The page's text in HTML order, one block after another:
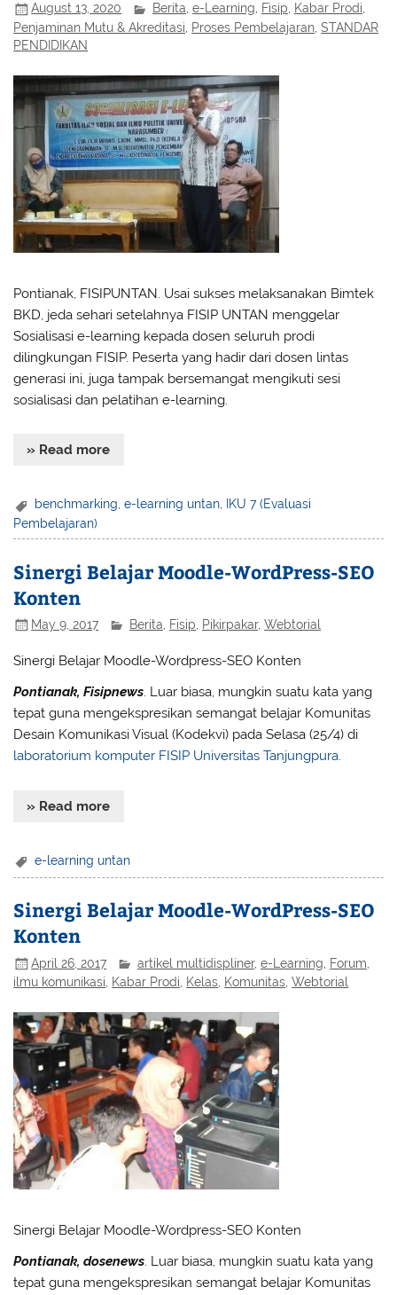
August 13, 2020 Berita,e-Learning, Fisip, Kabar Prodi,
Penjaminan Mutu & Akreditasi
Proses Pembelajaran ,STANDAR
PENDIDIKAN
Pontianak, FISIPUNTAN. Usai sukses melaksanakan Bimtek
BKD, jeda sehari setelahnya FISIP UNTAN menggelar
Sosialisasi e-learning kepada dosen seluruh prodi
dilingkungan FISIP. Peserta yang hadir dari dosen lintas
generasi ini, juga tampak bersemangat mengikuti sesi
sosialisasi dan pelatihan e-learning.
» Read more
benchmarking ,e-learning untan
IKU 7 (Evaluasi
Pembelajaran)
Sinergi Belajar Moodle-WordPress-SEO
Konten
May 9, 2017 Berita Fisip Pikirpakar,Webtorial
Sinergi Belajar Moodle-Wordpress-SEO Konten
Pontianak, Fisipnews. Luar biasa, mungkin suatu kata yang
tepat guna mengekspresikan semangat belajar Komunitas
Desain Komunikasi Visual (Kodekvi) pada Selasa (25/4) di
laboratorium komputer FISIP Universitas Tanjungpura.
» Read more
e-learning untan
Sinergi Belajar Moodle-WordPress-SEO
Konten
April 26, 2017 artikel multidispliner,e-Learning Forum
ilmu komunikasi
Kabar Prodi Kelas Komunitas ,Webtorial
Sinergi Belajar Moodle-Wordpress-SEO Konten
Pontianak, dosenews. Luar biasa, mungkin suatu kata yang
tepat guna mengekspresikan semangat belajar Komunitas